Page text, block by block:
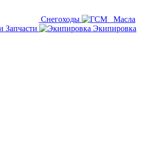
Снегоходы
Запчасти Экипировка